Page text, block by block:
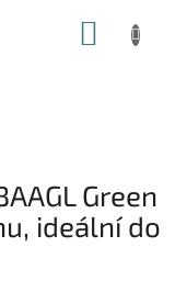
Green
ideální do